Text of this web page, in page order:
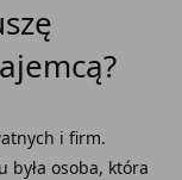
i firm.
była osoba, która